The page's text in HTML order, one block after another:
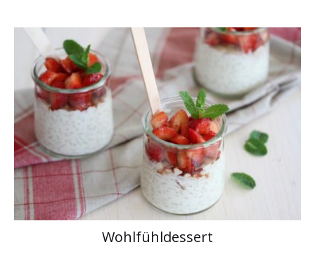
Wohlfühldessert